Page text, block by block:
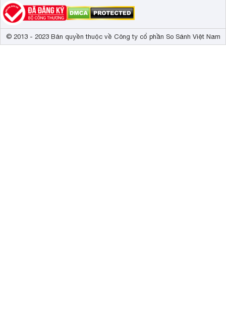
© 2013 - 2023 Bản quyền thuộc về Công ty cổ phần So Sánh Việt Nam